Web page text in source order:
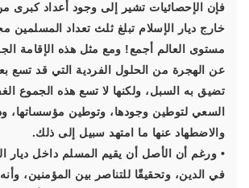
فإن الإحصائيات تشير إلى وجود أعداد كبرى
خارج ديار الإسلام تبلغ ثلث تعداد المسلمين
مستوى العالم أجمع! ومع مثل هذه الإقامة
عن الهجرة من الحلول الفردية التي قد تسع
تضيق به السبل، ولكنها لا تسع هذه الجموع
السعي لتوطين وجودها، وتوطين مؤسساتها،
والاضطهاد عنها ما امتهد سبيل إلى ذلك.
• ورغم أن الأصل أن يقيم المسلم داخل ديار
في الدين، وتحقيقًا للتناصر بين المؤمنين،